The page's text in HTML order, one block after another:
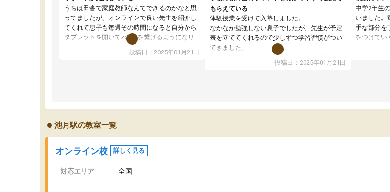
うちは田舎で家庭教師なんてできるのかなと思
ってましたが、オンラインで良い先生を紹介し
てくれて息子も毎週その時間になると自分から
タブレットを開いてzoomを繋げるようになり
ました！5科目なんでもOKなのもとても気に入
投稿日：2025年01月21日
もらえている
体験授業を受けて入塾しました。
なかなか勉強しない息子でしたが、先生が予定
表を立ててくれるので少しずつ学習習慣がつい
てきました。
オンラインで週に一度の受講ですが、指導が無
い日も予定表に基づいて勉強したり、LINEでわ
投稿日：2025年01月21日
中学2年生
いました。
手な部分を
をつけてい
期テスト
池月駅の教室一覧
オンライン校 詳しく見る
対応エリア 全国